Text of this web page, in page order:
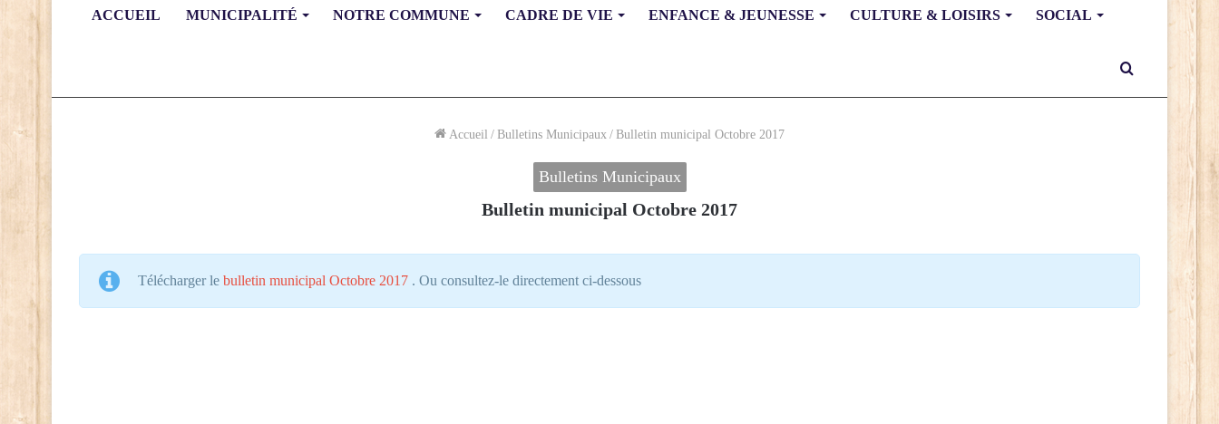
ACCUEIL MUNICIPALITÉ NOTRE COMMUNE CADRE DE VIE ENFANCE & JEUNESSE CULTURE & LOISIRS SOCIAL
Rechercher
Accueil / Bulletins Municipaux / Bulletin municipal Octobre 2017
Bulletins Municipaux
Bulletin municipal Octobre 2017
Télécharger le bulletin municipal Octobre 2017 . Ou consultez-le directement ci-dessous